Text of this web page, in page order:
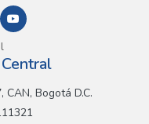
Bogotá D.C.